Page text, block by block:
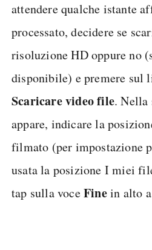
attendere qualche istante
processato, decidere se
risoluzione HD oppure no
disponibile) e premere sul
Scaricare video file. Nella
appare, indicare la
filmato (per impostazione
usata la posizione I miei
tap sulla voceFinein alto a